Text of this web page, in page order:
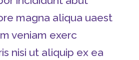
magna aliqua uaest
veniam exerc
nisi ut aliquip ex ea